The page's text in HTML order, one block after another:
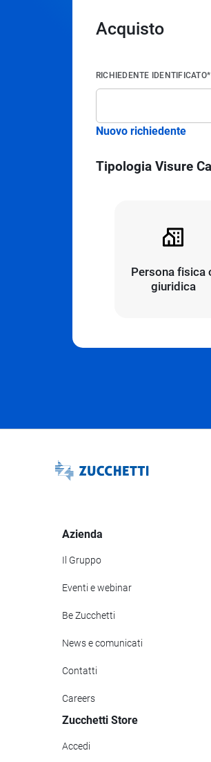
Acquisto
RICHIEDENTE IDENTIFICATO*
Nuovo richiedente
Tipologia Visure
Persona fisica
giuridica
Azienda
Il Gruppo
Eventi e webinar
Be Zucchetti
News e comunicati
Contatti
Careers
Zucchetti Store
Accedi